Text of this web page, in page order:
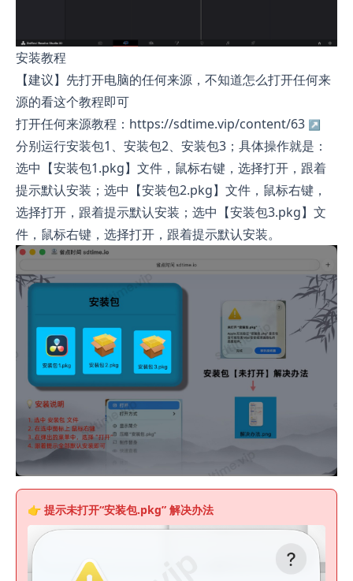
安装教程
【建议】先打开电脑的任何来源，不知道怎么打开任何来
源的看这个教程即可
打开任何来源教程：https://sdtime.vip/content/63
分别运行安装包1、安装包2、安装包3；具体操作就是：
选中【安装包1.pkg】文件，鼠标右键，选择打开，跟着
提示默认安装；选中【安装包2.pkg】文件，鼠标右键，
选择打开，跟着提示默认安装；选中【安装包3.pkg】文
件，鼠标右键，选择打开，跟着提示默认安装。
👉 提示未打开“安装包.pkg” 解决办法